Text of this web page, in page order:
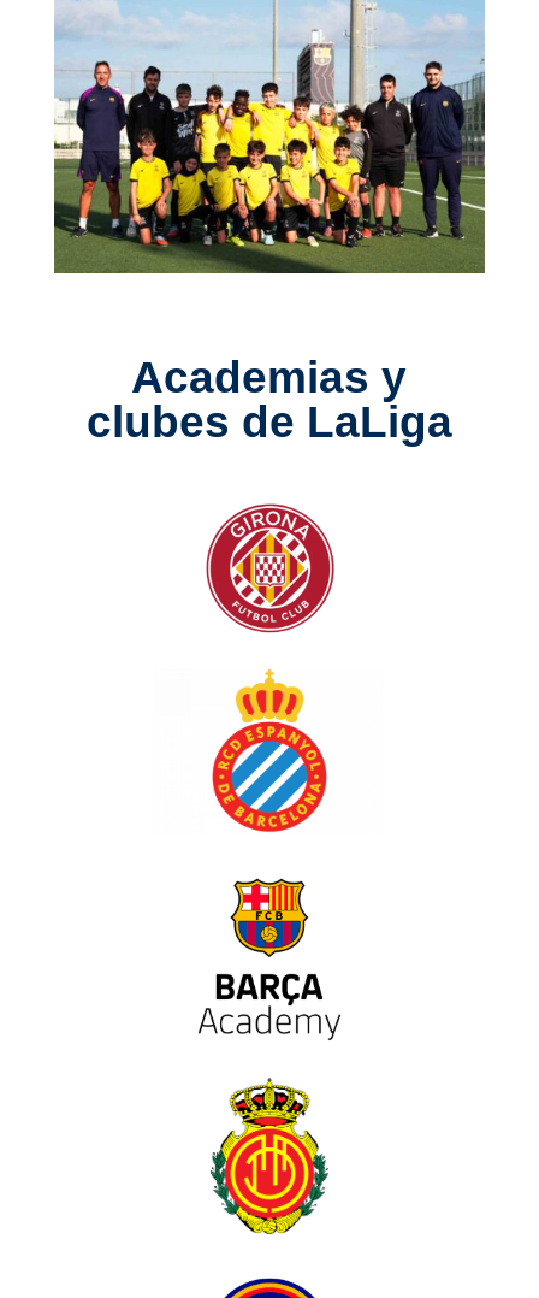
Academias y
clubes de LaLiga